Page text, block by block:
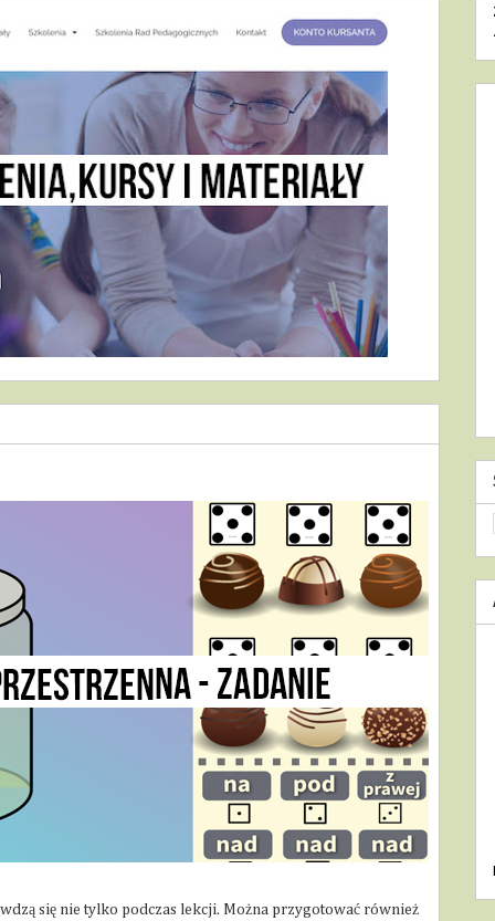
się nie tylko podczas lekcji. Można przygotować również